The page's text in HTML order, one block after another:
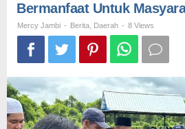
Bermanfaat Untuk
Mercy Jambi - Berita Daerah - 8 Views